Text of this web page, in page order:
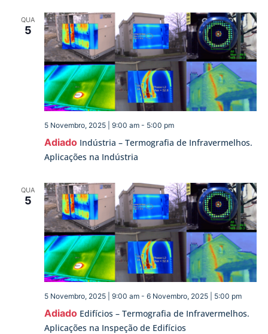
QUA
5
Adiado Indústria – Termografia de Infravermelhos.
Aplicações na Indústria
5 Novembro, 2025 | 9:00 am- 5:00 pm
QUA
5
Adiado Edifícios – Termografia de Infravermelhos.
Aplicações na Inspeção de Edifícios
5 Novembro, 2025 | 9:00 am- 6 Novembro, 2025 | 5:00 pm